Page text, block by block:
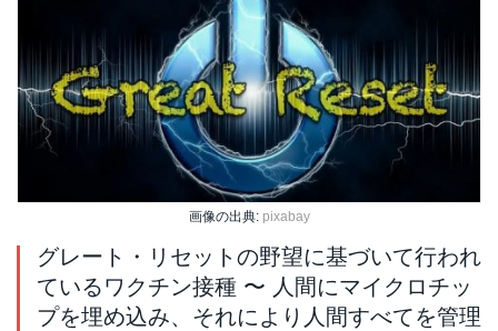
画像の出典: pixabay
グレート・リセットの野望に基づいて行われ
ているワクチン接種 〜 人間にマイクロチッ
プを埋め込み、それにより人間すべてを管理